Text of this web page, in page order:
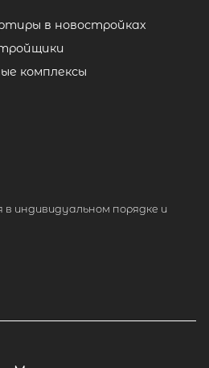
в новостройках
комплексы
индивидуальном порядке и